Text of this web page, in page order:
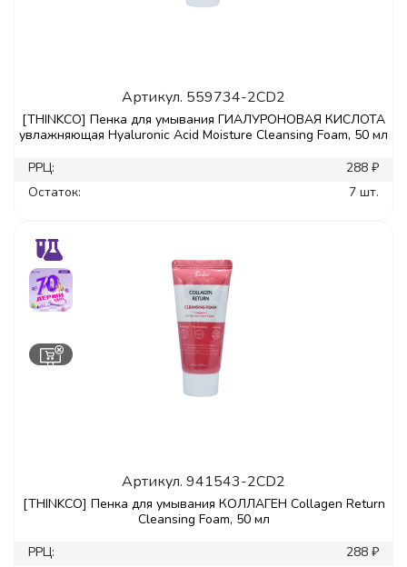
Артикул. 559734-2CD2
[THINKCO] Пенка для умывания ГИАЛУРОНОВАЯ КИСЛОТА
увлажняющая Hyaluronic Acid Moisture Cleansing Foam, 50 мл
РРЦ:
288 ₽
Остаток:
7 шт.
Артикул. 941543-2CD2
[THINKCO] Пенка для умывания КОЛЛАГЕН Collagen Return
Cleansing Foam, 50 мл
РРЦ:
288 ₽